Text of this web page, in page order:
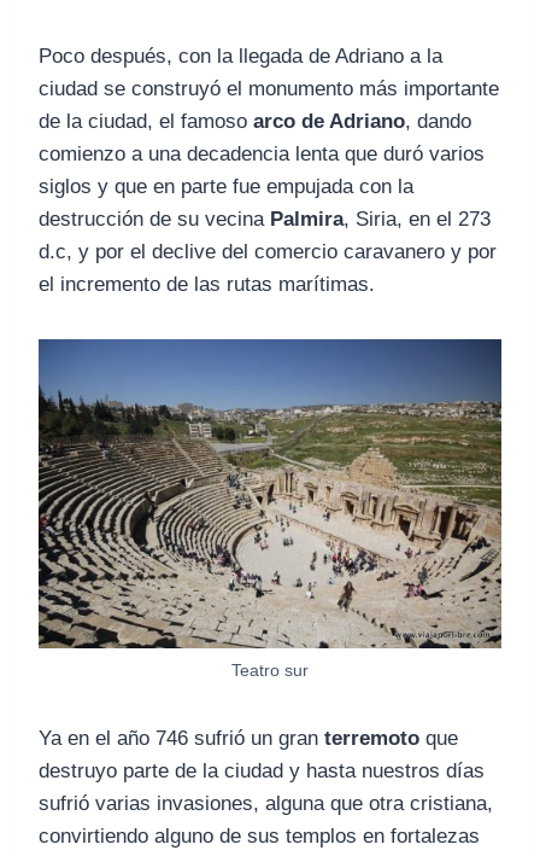
Poco después, con la llegada de Adriano a la
ciudad se construyó el monumento más importante
de la ciudad, el famoso arco de Adriano, dando
comienzo a una decadencia lenta que duró varios
siglos y que en parte fue empujada con la
destrucción de su vecina Palmira, Siria, en el 273
d.c, y por el declive del comercio caravanero y por
el incremento de las rutas marítimas.
Teatro sur
Ya en el año 746 sufrió un gran terremoto que
destruyo parte de la ciudad y hasta nuestros días
sufrió varias invasiones, alguna que otra cristiana,
convirtiendo alguno de sus templos en fortalezas